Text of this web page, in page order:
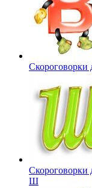
Скороговорки
Скороговорки
Ш